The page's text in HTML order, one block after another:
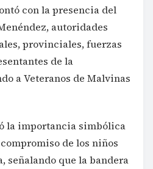
con la presencia del
autoridades
provinciales, fuerzas
de la
a Veteranos de Malvinas
la importancia simbólica
de los niños
señalando que la bandera